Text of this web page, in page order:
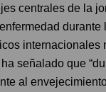
centrales de la
durante
internacionales
señalado que
al